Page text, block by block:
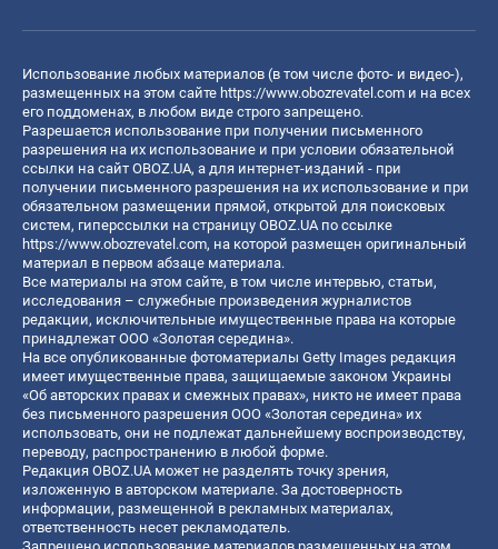
Использование любых материалов (в том числе фото- и видео-),
размещенных на этом сайте https://www.obozrevatel.com и на всех
его поддоменах, в любом виде строго запрещено.
Разрешается использование при получении письменного
разрешения на их использование и при условии обязательной
ссылки на сайт OBOZ.UA, а для интернет-изданий - при
получении письменного разрешения на их использование и при
обязательном размещении прямой, открытой для поисковых
систем, гиперссылки на страницу OBOZ.UA по ссылке
https://www.obozrevatel.com, на которой размещен оригинальный
материал в первом абзаце материала.
Все материалы на этом сайте, в том числе интервью, статьи,
исследования – служебные произведения журналистов
редакции, исключительные имущественные права на которые
принадлежат ООО «Золотая середина».
На все опубликованные фотоматериалы Getty Images редакция
имеет имущественные права, защищаемые законом Украины
«Об авторских правах и смежных правах», никто не имеет права
без письменного разрешения ООО «Золотая середина» их
использовать, они не подлежат дальнейшему воспроизводству,
переводу, распространению в любой форме.
Редакция OBOZ.UA может не разделять точку зрения,
изложенную в авторском материале. За достоверность
информации, размещенной в рекламных материалах,
ответственность несет рекламодатель.